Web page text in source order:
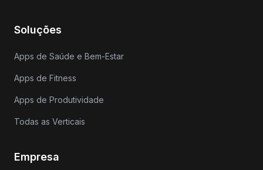
Soluções
Apps de Saúde e Bem-Estar
Apps de Fitness
Apps de Produtividade
Todas as Verticais
Empresa